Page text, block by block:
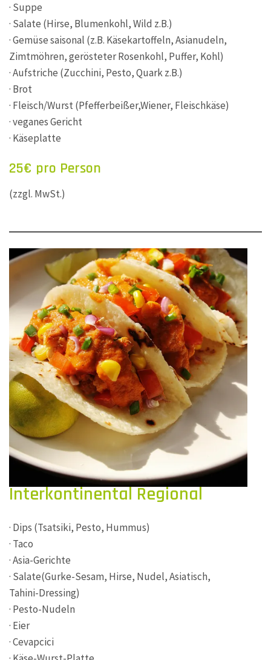
· Suppe
· Salate (Hirse, Blumenkohl, Wild z.B.)
· Gemüse saisonal (z.B. Käsekartoffeln, Asianudeln,
Zimtmöhren, gerösteter Rosenkohl, Puffer, Kohl)
· Aufstriche (Zucchini, Pesto, Quark z.B.)
· Brot
· Fleisch/Wurst (Pfefferbeißer,Wiener, Fleischkäse)
· veganes Gericht
· Käseplatte
25€ pro Person
(zzgl. MwSt.)
Interkontinental Regional
· Dips (Tsatsiki, Pesto, Hummus)
· Taco
· Asia-Gerichte
· Salate(Gurke-Sesam, Hirse, Nudel, Asiatisch,
Tahini-Dressing)
· Pesto-Nudeln
· Eier
· Cevapcici